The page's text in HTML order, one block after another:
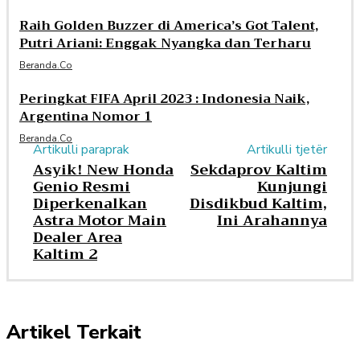
Raih Golden Buzzer di America’s Got Talent,
Putri Ariani: Enggak Nyangka dan Terharu
Beranda.co
Peringkat FIFA April 2023 : Indonesia Naik,
Argentina Nomor 1
Beranda.co
Artikulli paraprak
Asyik! New Honda
Genio Resmi
Diperkenalkan
Astra Motor Main
Dealer Area
Kaltim 2
Artikulli tjetër
Sekdaprov Kaltim
Kunjungi
Disdikbud Kaltim,
Ini Arahannya
Artikel Terkait